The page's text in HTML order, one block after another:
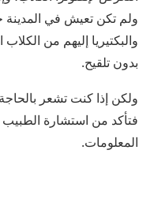
ولم تكن تعيش في المدينة
والبكتيريا إليهم من
بدون تلقيح.
ولكن إذا كنت تشعر
فتأكد من استشارة
المعلومات.